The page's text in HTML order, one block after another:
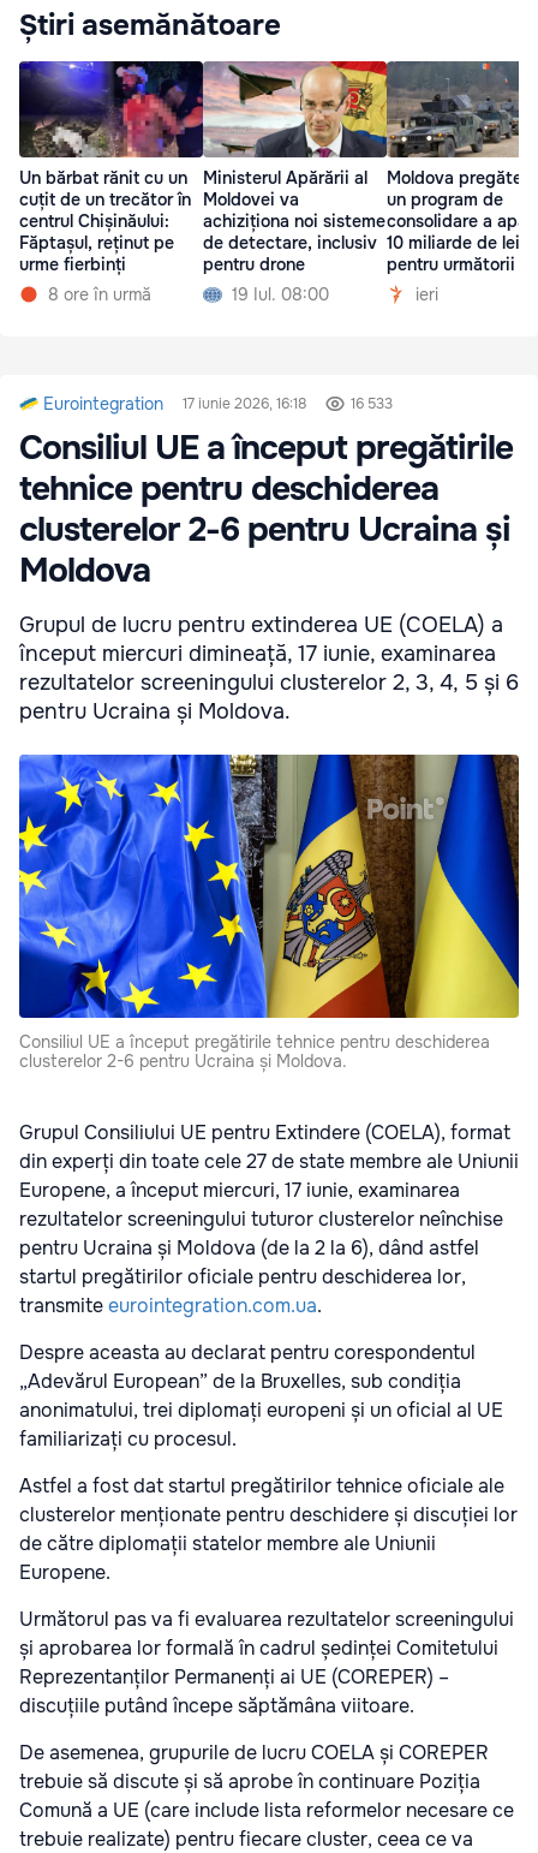
Știri asemănătoare
Un bărbat rănit cu un
cuțit de un trecător în
centrul Chișinăului:
Făptașul, reținut pe
urme fierbinți
8 ore în urmă
Ministerul Apărării al
Moldovei va
achiziționa noi sisteme
de detectare, inclusiv
pentru drone
19 Iul. 08:00
Moldova
un program de
consolidare a
10 miliarde de lei
pentru următorii
ani
ieri
Eurointegration 17 iunie 2026, 16:18 16 533
Consiliul UE a început pregătirile
tehnice pentru deschiderea
clusterelor 2-6 pentru Ucraina și
Moldova
Grupul de lucru pentru extinderea UE (COELA) a
început miercuri dimineață, 17 iunie, examinarea
rezultatelor screeningului clusterelor 2, 3, 4, 5 și 6
pentru Ucraina și Moldova.
Consiliul UE a început pregătirile tehnice pentru deschiderea
clusterelor 2-6 pentru Ucraina și Moldova.
Grupul Consiliului UE pentru Extindere (COELA), format
din experți din toate cele 27 de state membre ale Uniunii
Europene, a început miercuri, 17 iunie, examinarea
rezultatelor screeningului tuturor clusterelor neînchise
pentru Ucraina și Moldova (de la 2 la 6), dând astfel
startul pregătirilor oficiale pentru deschiderea lor,
transmiteeurointegration.com.ua.
Despre aceasta au declarat pentru corespondentul
„Adevărul European” de la Bruxelles, sub condiția
anonimatului, trei diplomați europeni și un oficial al UE
familiarizați cu procesul.
Astfel a fost dat startul pregătirilor tehnice oficiale ale
clusterelor menționate pentru deschidere și discuției lor
de către diplomații statelor membre ale Uniunii
Europene.
Următorul pas va fi evaluarea rezultatelor screeningului
și aprobarea lor formală în cadrul ședinței Comitetului
Reprezentanților Permanenți ai UE (COREPER) –
discuțiile putând începe săptămâna viitoare.
De asemenea, grupurile de lucru COELA și COREPER
trebuie să discute și să aprobe în continuare Poziția
Comună a UE (care include lista reformelor necesare ce
trebuie realizate) pentru fiecare cluster, ceea ce va